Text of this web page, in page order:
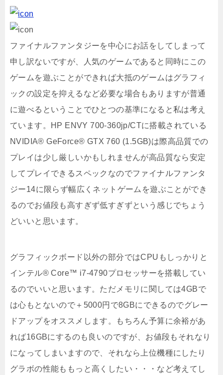
ファイナルファンタジーを中心にお話をしてしまって
申し訳ないですが、人気のゲームであると同時にこの
ゲームを遊ぶことができれば大抵のゲームはグラフィ
ックの設定を抑えるなど必要な場合もありますが普通
に遊べるということでひとつの基準になると私は考え
ています。HP ENVY 700-360jp/CTに搭載されている
NVIDIA® GeForce® GTX 760 (1.5GB)は際高品質での
プレイは少し厳しいかもしれませんが高品質なら安定
してプレイできるスペックなのでファイナルファンタ
ジー14に限らず幅広くネットゲームを遊ぶことができ
るのでお値段も高すぎず低すぎずという感じでちょう
どいいと思います。
グラフィックボード以外の部分ではCPUもしっかりと
インテル® Core™ i7-4790プロセッサーを搭載してい
るのでいいと思います。ただメモリに関しては4GBで
は心もとないので＋5000円で8GBにできるのでグレー
ドアップをオススメします。もちろん予算に余裕があ
れば16GBにするのも良いのですが、お値段もそれなり
になってしまいますので、それなら上位機種にしたり
グラボの性能ももっと高くしたい・・・など考えてし